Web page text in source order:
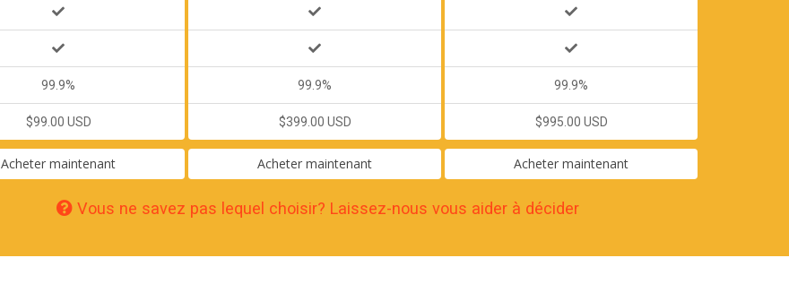
99.9%
$99.00 USD
Acheter maintenant
99.9%
$399.00 USD
Acheter maintenant
99.9%
$995.00 USD
Acheter maintenant
Vous ne savez pas lequel choisir? Laissez-nous vous aider à décider